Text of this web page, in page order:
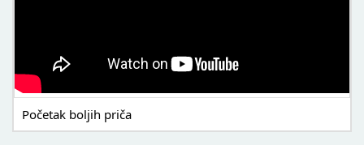
Početak boljih priča